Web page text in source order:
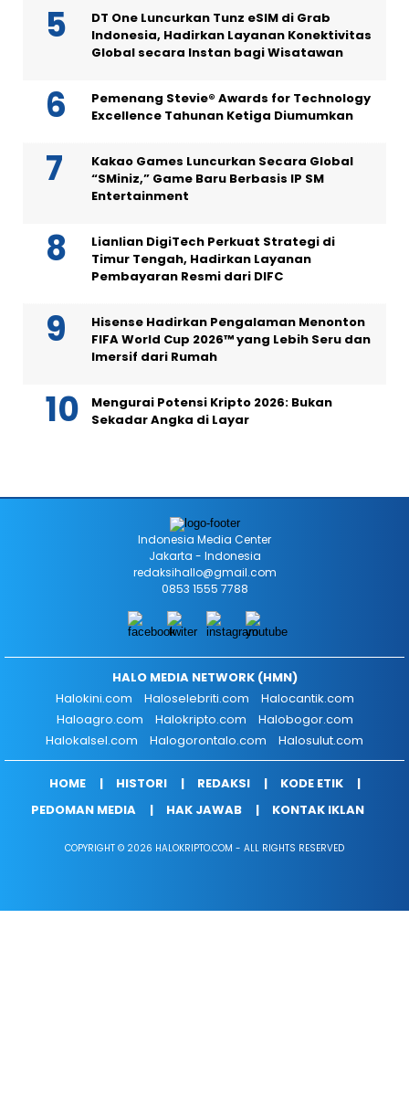
DT One Luncurkan Tunz eSIM di Grab
Indonesia, Hadirkan Layanan Konektivitas
Global secara Instan bagi Wisatawan
Pemenang Stevie® Awards for Technology
Excellence Tahunan Ketiga Diumumkan
Kakao Games Luncurkan Secara Global
“SMiniz,” Game Baru Berbasis IP SM
Entertainment
Lianlian DigiTech Perkuat Strategi di
Timur Tengah, Hadirkan Layanan
Pembayaran Resmi dari DIFC
Hisense Hadirkan Pengalaman Menonton
FIFA World Cup 2026™ yang Lebih Seru dan
Imersif dari Rumah
Mengurai Potensi Kripto 2026: Bukan
Sekadar Angka di Layar
Indonesia Media Center
Jakarta - Indonesia
redaksihallo@gmail.com
0853 1555 7788
HALO MEDIA NETWORK (HMN)
Halokini.com
Haloselebriti.com
Halocantik.com
Haloagro.com
Halokripto.com
Halobogor.com
Halokalsel.com
Halogorontalo.com Halosulut.com
HOME HISTORI REDAKSI
KODE ETIK
PEDOMAN MEDIA
HAK JAWAB KONTAK IKLAN
COPYRIGHT © 2026 HALOKRIPTO.COM - ALL RIGHTS RESERVED